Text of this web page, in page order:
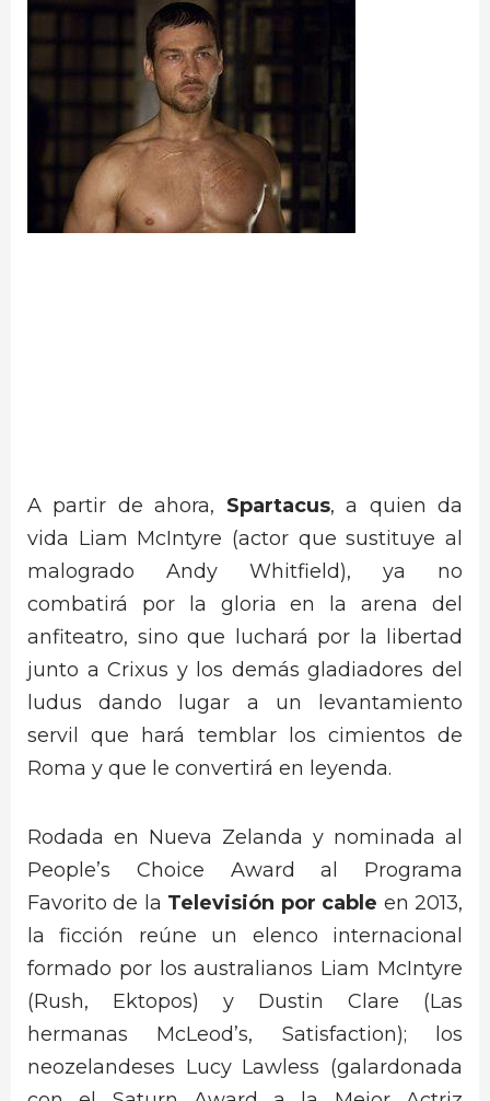
A partir de ahora, Spartacus, a quien da
vida Liam McIntyre (actor que sustituye al
malogrado Andy Whitfield), ya no
combatirá por la gloria en la arena del
anfiteatro, sino que luchará por la libertad
junto a Crixus y los demás gladiadores del
ludus dando lugar a un levantamiento
servil que hará temblar los cimientos de
Roma y que le convertirá en leyenda.
Rodada en Nueva Zelanda y nominada al
People’s Choice Award al Programa
Favorito de la Televisión por cable en 2013,
la ficción reúne un elenco internacional
formado por los australianos Liam McIntyre
(Rush, Ektopos) y Dustin Clare (Las
hermanas McLeod’s, Satisfaction); los
neozelandeses Lucy Lawless (galardonada